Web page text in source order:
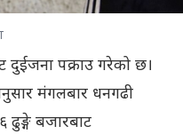
दुईजना पक्राउ गरेको छ।
मंगलबार धनगढी
ढुङ्गे बजारबाट